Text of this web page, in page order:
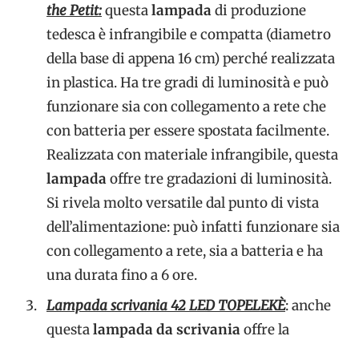
the Petit:questalampadadi produzione
tedesca è infrangibile e compatta (diametro
della base di appena 16 cm) perché realizzata
in plastica. Ha tre gradi di luminosità e può
funzionare sia con collegamento a rete che
con batteria per essere spostata facilmente.
Realizzata con materiale infrangibile, questa
lampadaoffre tre gradazioni di luminosità.
Si rivela molto versatile dal punto di vista
dell’alimentazione: può infatti funzionare sia
con collegamento a rete, sia a batteria e ha
una durata fino a 6 ore.
Lampada scrivania 42 LED TOPELEKÈ: anche
questalampada da scrivaniaoffre la